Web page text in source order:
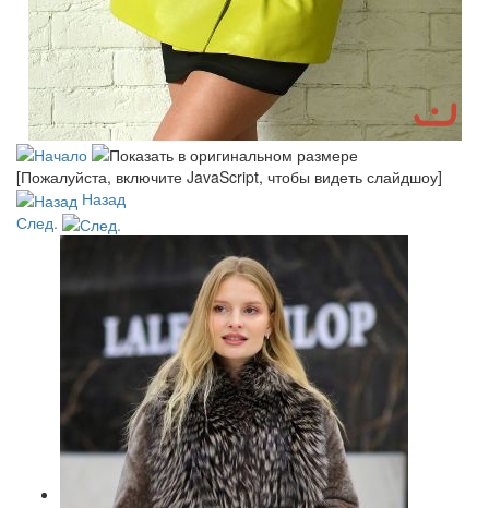
[Пожалуйста, включите JavaScript, чтобы видеть слайдшоу]
Назад
След.